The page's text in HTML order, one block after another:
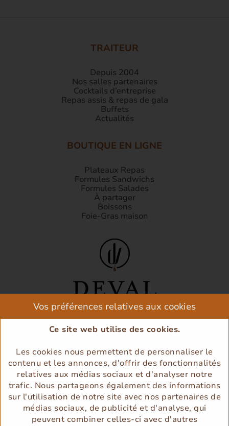
Vos préférences relatives aux cookies
Ce site web utilise des cookies.
Les cookies nous permettent de personnaliser le
contenu et les annonces, d'offrir des fonctionnalités
relatives aux médias sociaux et d'analyser notre
trafic. Nous partageons également des informations
sur l'utilisation de notre site avec nos partenaires de
médias sociaux, de publicité et d'analyse, qui
peuvent combiner celles-ci avec d'autres
05 57 84 90 13
TRAITEUR
Depuis 2004
Nos salles partenaires
Cocktails d’entreprise
Repas assis & repas de gala
Buffets
Actualités
BOUTIQUE EN LIGNE
Plateaux Repas
Formules Sandwichs
Formules Salades
À partager
Boissons
Foie-Gras maison